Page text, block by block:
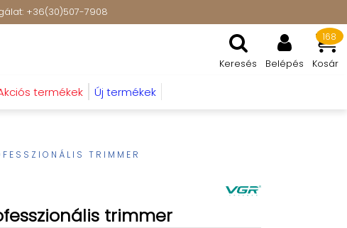
+36(30)507-7908
Keresés Belépés Kosár
168
termékek Új termékek
TRIMMER
trimmer